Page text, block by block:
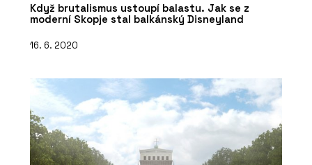
Když brutalismus ustoupí balastu. Jak se z
moderní Skopje stal balkánský Disneyland
16. 6. 2020